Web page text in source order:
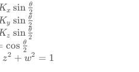
\begin{array}{c} x=K_{x}
x sin 2
θ
y sin 2
θ
z sin 2
θ
cos 2
θ
z2 + w2 = 1